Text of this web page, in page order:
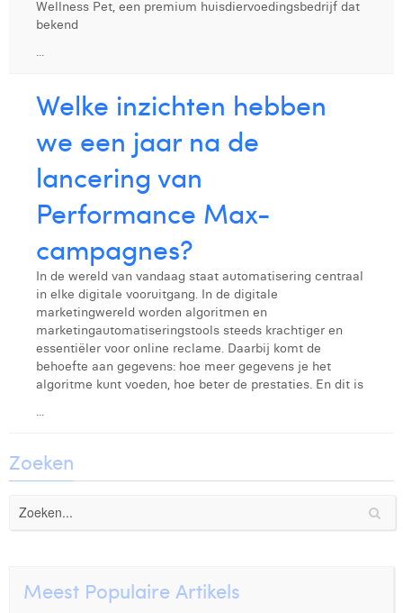
Wellness Pet, een premium huisdiervoedingsbedrijf dat
bekend
...
Welke inzichten hebben
we een jaar na de
lancering van
Performance Max-
campagnes?
In de wereld van vandaag staat automatisering centraal
in elke digitale vooruitgang. In de digitale
marketingwereld worden algoritmen en
marketingautomatiseringstools steeds krachtiger en
essentiëler voor online reclame. Daarbij komt de
behoefte aan gegevens: hoe meer gegevens je het
algoritme kunt voeden, hoe beter de prestaties. En dit is
...
Zoeken
Meest Populaire Artikels